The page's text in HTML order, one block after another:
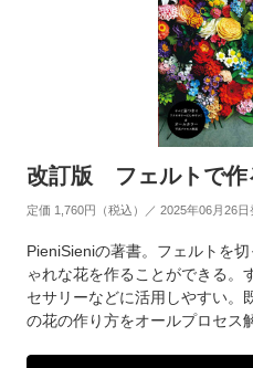
改訂版 フェルトで作
定価 1,760円（税込）／ 2025年06月26日
PieniSieniの著書。フェルトを
ゃれな花を作ることができる。
セサリーなどに活用しやすい。
の花の作り方をオールプロセス